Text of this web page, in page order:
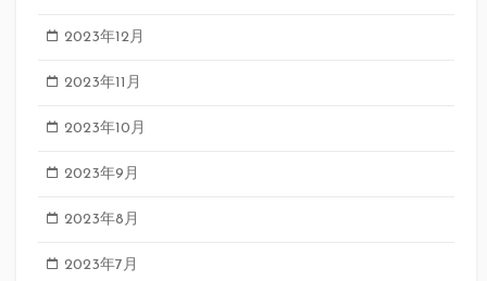
2023年12月
2023年11月
2023年10月
2023年9月
2023年8月
2023年7月